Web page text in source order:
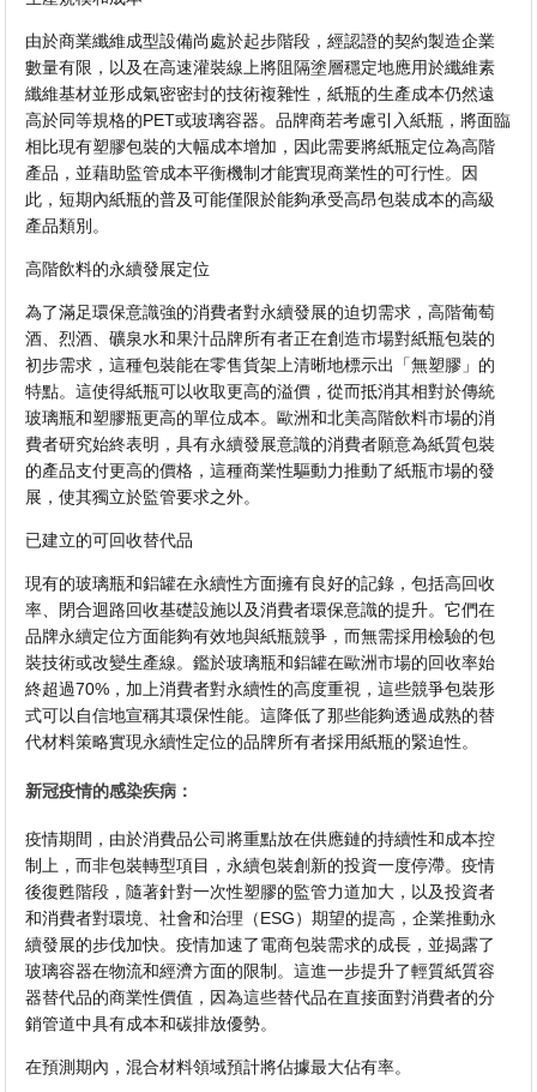
由於商業纖維成型設備尚處於起步階段，經認證的契約製造企業
數量有限，以及在高速灌裝線上將阻隔塗層穩定地應用於纖維素
纖維基材並形成氣密密封的技術複雜性，紙瓶的生產成本仍然遠
高於同等規格的PET或玻璃容器。品牌商若考慮引入紙瓶，將面臨
相比現有塑膠包裝的大幅成本增加，因此需要將紙瓶定位為高階
產品，並藉助監管成本平衡機制才能實現商業性的可行性。因
此，短期內紙瓶的普及可能僅限於能夠承受高昂包裝成本的高級
產品類別。
高階飲料的永續發展定位
為了滿足環保意識強的消費者對永續發展的迫切需求，高階葡萄
酒、烈酒、礦泉水和果汁品牌所有者正在創造市場對紙瓶包裝的
初步需求，這種包裝能在零售貨架上清晰地標示出「無塑膠」的
特點。這使得紙瓶可以收取更高的溢價，從而抵消其相對於傳統
玻璃瓶和塑膠瓶更高的單位成本。歐洲和北美高階飲料市場的消
費者研究始終表明，具有永續發展意識的消費者願意為紙質包裝
的產品支付更高的價格，這種商業性驅動力推動了紙瓶市場的發
展，使其獨立於監管要求之外。
已建立的可回收替代品
現有的玻璃瓶和鋁罐在永續性方面擁有良好的記錄，包括高回收
率、閉合迴路回收基礎設施以及消費者環保意識的提升。它們在
品牌永續定位方面能夠有效地與紙瓶競爭，而無需採用檢驗的包
裝技術或改變生產線。鑑於玻璃瓶和鋁罐在歐洲市場的回收率始
終超過70%，加上消費者對永續性的高度重視，這些競爭包裝形
式可以自信地宣稱其環保性能。這降低了那些能夠透過成熟的替
代材料策略實現永續性定位的品牌所有者採用紙瓶的緊迫性。
新冠疫情的感染疾病：
疫情期間，由於消費品公司將重點放在供應鏈的持續性和成本控
制上，而非包裝轉型項目，永續包裝創新的投資一度停滯。疫情
後復甦階段，隨著針對一次性塑膠的監管力道加大，以及投資者
和消費者對環境、社會和治理（ESG）期望的提高，企業推動永
續發展的步伐加快。疫情加速了電商包裝需求的成長，並揭露了
玻璃容器在物流和經濟方面的限制。這進一步提升了輕質紙質容
器替代品的商業性價值，因為這些替代品在直接面對消費者的分
銷管道中具有成本和碳排放優勢。
在預測期內，混合材料領域預計將佔據最大佔有率。